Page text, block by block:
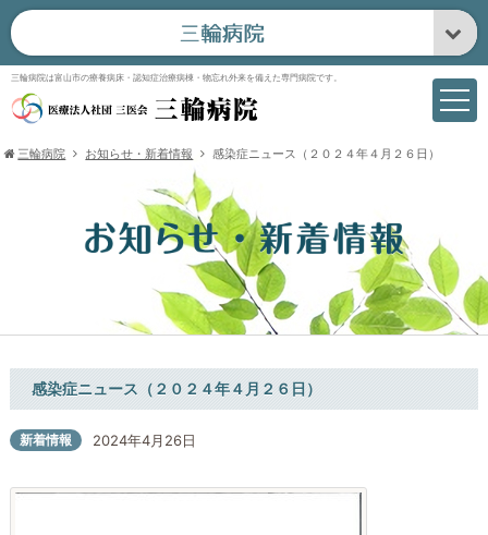
三輪病院は富山市の療養病床・認知症治療病棟・物忘れ外来を備えた専門病院です。
三輪病院 お知らせ・新着情報 感染症ニュース（２０２４年４月２６日）
感染症ニュース（２０２４年４月２６日）
新着情報 2024年4月26日